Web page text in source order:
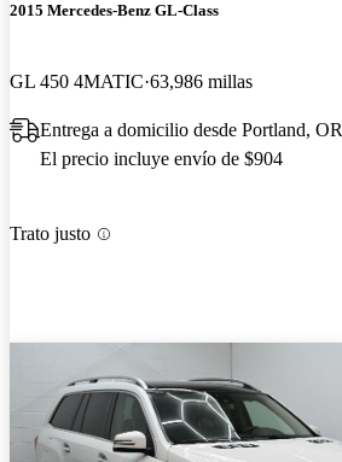
2015 Mercedes-Benz GL-Class
GL 450 4MATIC 63,986 millas
Entrega a domicilio desde Portland, OR
El precio incluye envío de $904
Trato justo